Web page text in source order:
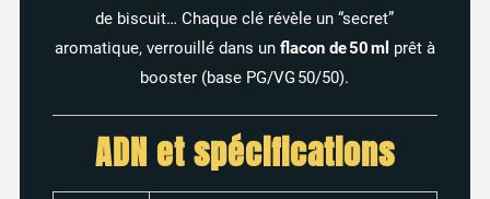
de biscuit… Chaque clé révèle un “secret”
aromatique, verrouillé dans un flacon de 50 ml prêt à
booster (base PG/VG 50/50).
ADN et spécifications